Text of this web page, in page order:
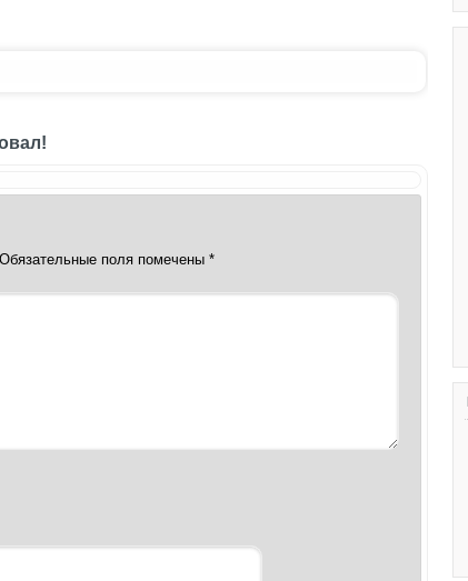
Обязательные поля помечены *